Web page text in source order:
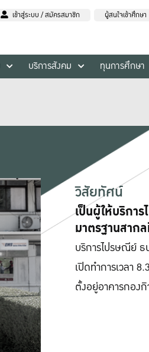
เข้าสู่ระบบ / สมัครสมาชิก ผู้สนใจเข้าศึกษา
บริการสังคม ทุนการศึกษา
วิสัยทัศน์
เป็นผู้ให้บริกา
มาตรฐานสาก
บริการไปรษณีย์ ธ
เปิดทำการเวลา
ตั้งอยู่อาคารกอง